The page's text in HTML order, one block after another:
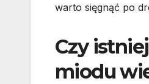
warto sięgnąć po
Czy
miodu